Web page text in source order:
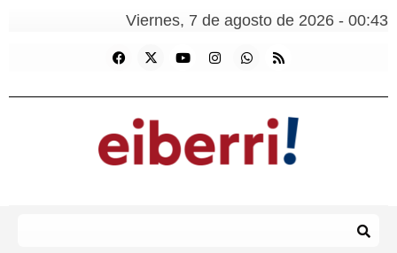
Viernes, 7 de agosto de 2026 - 00:43